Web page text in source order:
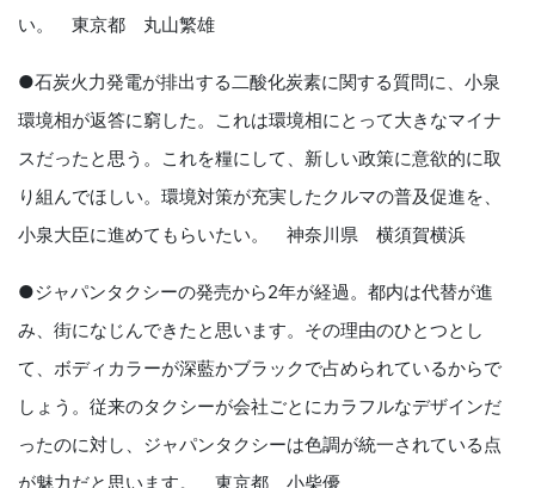
い。 東京都 丸山繁雄
●石炭火力発電が排出する二酸化炭素に関する質問に、小泉
環境相が返答に窮した。これは環境相にとって大きなマイナ
スだったと思う。これを糧にして、新しい政策に意欲的に取
り組んでほしい。環境対策が充実したクルマの普及促進を、
小泉大臣に進めてもらいたい。 神奈川県 横須賀横浜
●ジャパンタクシーの発売から2年が経過。都内は代替が進
み、街になじんできたと思います。その理由のひとつとし
て、ボディカラーが深藍かブラックで占められているからで
しょう。従来のタクシーが会社ごとにカラフルなデザインだ
ったのに対し、ジャパンタクシーは色調が統一されている点
が魅力だと思います。 東京都 小柴優